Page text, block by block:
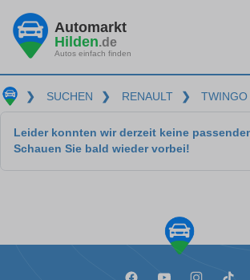
Automarkt
Hilden.de
Autos einfach finden
❯ SUCHEN ❯ RENAULT ❯ TWINGO
Leider konnten wir derzeit keine
Schauen Sie bald wieder vorbei!